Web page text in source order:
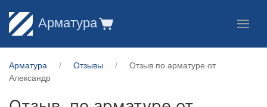
Арматура
Арматура Отзывы
Отзыв по арматуре от
Александр